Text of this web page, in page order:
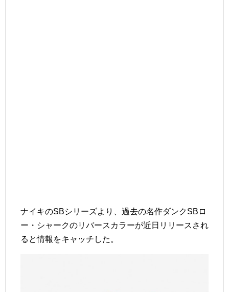
ナイキのSBシリーズより、過去の名作ダンクSBロ
ー・シャークのリバースカラーが近日リリースされ
ると情報をキャッチした。